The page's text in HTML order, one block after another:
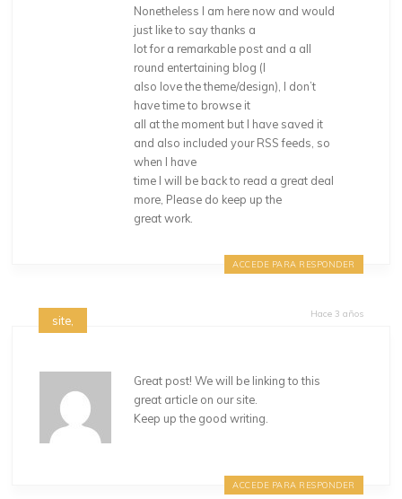
Nonetheless I am here now and would
just like to say thanks a
lot for a remarkable post and a all
round entertaining blog (I
also love the theme/design), I don’t
have time to browse it
all at the moment but I have saved it
and also included your RSS feeds, so
when I have
time I will be back to read a great deal
more, Please do keep up the
great work.
ACCEDE PARA RESPONDER
Hace 3 años
site,
Great post! We will be linking to this
great article on our site.
Keep up the good writing.
ACCEDE PARA RESPONDER